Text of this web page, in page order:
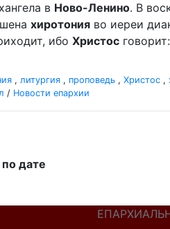
в Ново-Ленино. В
хиротония во иереи
ибо Христос
, литургия , проповедь , Христос ,
/ Новости епархии
дате